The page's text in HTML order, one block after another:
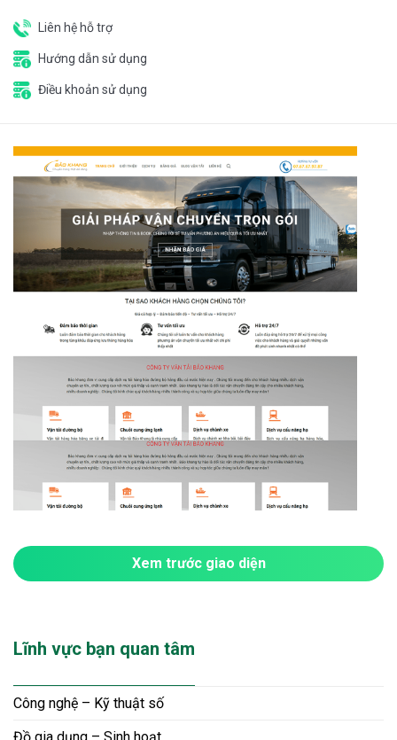
Liên hệ hỗ trợ
Hướng dẫn sử dụng
Điều khoản sử dụng
Xem trước giao diện
Lĩnh vực bạn quan tâm
Công nghệ – Kỹ thuật số
Đồ gia dụng – Sinh hoạt